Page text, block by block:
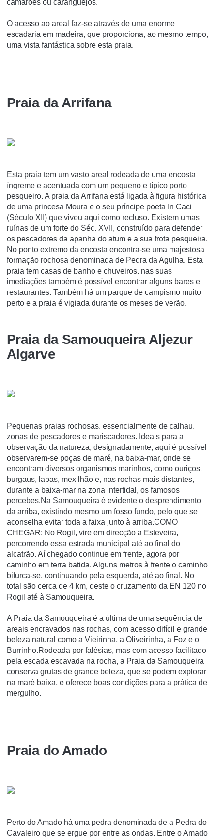
camarões ou caranguejos.
O acesso ao areal faz-se através de uma enorme
escadaria em madeira, que proporciona, ao mesmo tempo,
uma vista fantástica sobre esta praia.
Praia da Arrifana
Esta praia tem um vasto areal rodeada de uma encosta
íngreme e acentuada com um pequeno e típico porto
pesqueiro. A praia da Arrifana está ligada à figura histórica
de uma princesa Moura e o seu príncipe poeta In Caci
(Século XII) que viveu aqui como recluso. Existem umas
ruínas de um forte do Séc. XVII, construído para defender
os pescadores da apanha do atum e a sua frota pesqueira.
No ponto extremo da encosta encontra-se uma majestosa
formação rochosa denominada de Pedra da Agulha. Esta
praia tem casas de banho e chuveiros, nas suas
imediações também é possível encontrar alguns bares e
restaurantes. Também há um parque de campismo muito
perto e a praia é vigiada durante os meses de verão.
Praia da Samouqueira Aljezur
Algarve
Pequenas praias rochosas, essencialmente de calhau,
zonas de pescadores e mariscadores. Ideais para a
observação da natureza, designadamente, aqui é possível
observarem-se poças de maré, na baixa-mar, onde se
encontram diversos organismos marinhos, como ouriços,
burgaus, lapas, mexilhão e, nas rochas mais distantes,
durante a baixa-mar na zona intertidal, os famosos
percebes.Na Samouqueira é evidente o desprendimento
da arriba, existindo mesmo um fosso fundo, pelo que se
aconselha evitar toda a faixa junto à arriba.COMO
CHEGAR: No Rogil, vire em direcção a Esteveira,
percorrendo essa estrada municipal até ao final do
alcatrão. Aí chegado continue em frente, agora por
caminho em terra batida. Alguns metros à frente o caminho
bifurca-se, continuando pela esquerda, até ao final. No
total são cerca de 4 km, deste o cruzamento da EN 120 no
Rogil até à Samouqueira.
A Praia da Samouqueira é a última de uma sequência de
areais encravados nas rochas, com acesso difícil e grande
beleza natural como a Vieirinha, a Oliveirinha, a Foz e o
Burrinho.Rodeada por falésias, mas com acesso facilitado
pela escada escavada na rocha, a Praia da Samouqueira
conserva grutas de grande beleza, que se podem explorar
na maré baixa, e oferece boas condições para a prática de
mergulho.
Praia do Amado
Perto do Amado há uma pedra denominada de a Pedra do
Cavaleiro que se ergue por entre as ondas. Entre o Amado